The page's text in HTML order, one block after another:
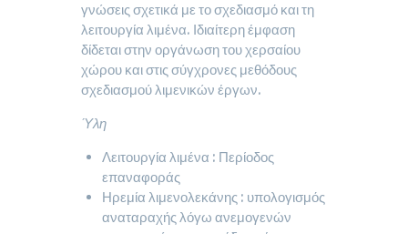
γνώσεις σχετικά με το σχεδιασμό και τη
λειτουργία λιμένα. Ιδιαίτερη έμφαση
δίδεται στην οργάνωση του χερσαίου
χώρου και στις σύγχρονες μεθόδους
σχεδιασμού λιμενικών έργων.
Ύλη
Λειτουργία λιμένα : Περίοδος
επαναφοράς
Ηρεμία λιμενολεκάνης : υπολογισμός
αναταραχής λόγω ανεμογενών